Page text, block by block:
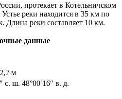
протекает в Котельничском
реки находится в 35 км по
Длина реки составляет 10 км.
данные
м
с. ш. 48°00′16″ в. д.